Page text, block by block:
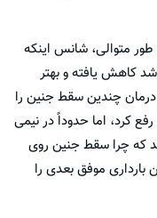
متوالی، شانس اینکه
کاهش یافته و بهتر
چندین سقط جنین را
کرد، اما حدوداً در نیمی
که چرا سقط جنین روی
بارداری موفق بعدی را